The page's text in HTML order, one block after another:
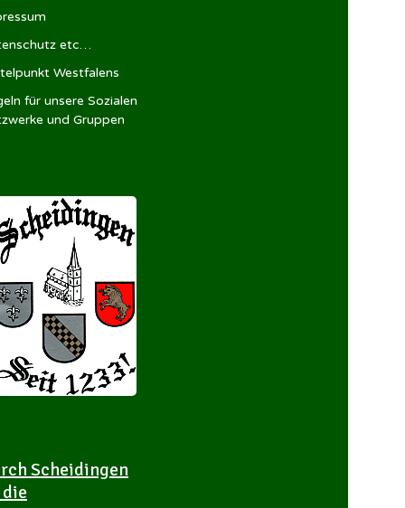
etc…
Westfalens
für unsere Sozialen
und Gruppen
Scheidingen